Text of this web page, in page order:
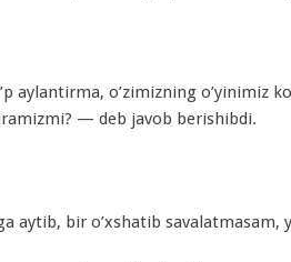
o’zimizning o’yinimiz
— deb javob berishibdi.
aytib, bir o’xshatib savalatmasam,